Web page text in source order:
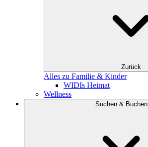
Zurück
Alles zu Familie & Kinder
WIDIs Heimat
Wellness
Suchen & Buchen